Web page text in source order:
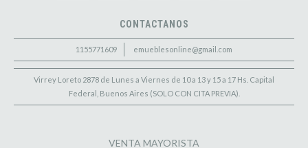
CONTACTANOS
1155771609 emueblesonline@gmail.com
Virrey Loreto 2878 de Lunes a Viernes de 10 a 13 y 15 a 17 Hs. Capital
Federal, Buenos Aires (SOLO CON CITA PREVIA).
VENTA MAYORISTA